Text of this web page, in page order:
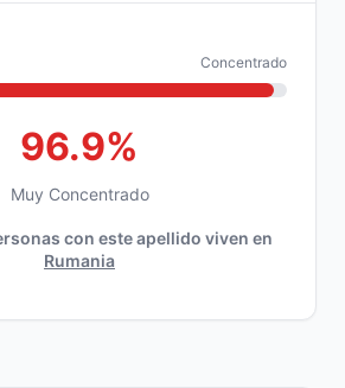
Concentrado
96.9%
Muy Concentrado
con este apellido viven en
Rumania